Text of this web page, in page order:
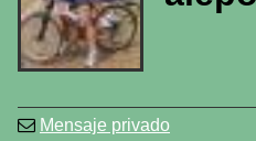
Mensaje privado